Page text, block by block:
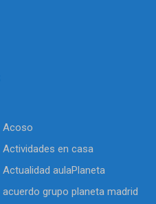
Acoso
Actividades en casa
Actualidad aulaPlaneta
acuerdo grupo planeta madrid